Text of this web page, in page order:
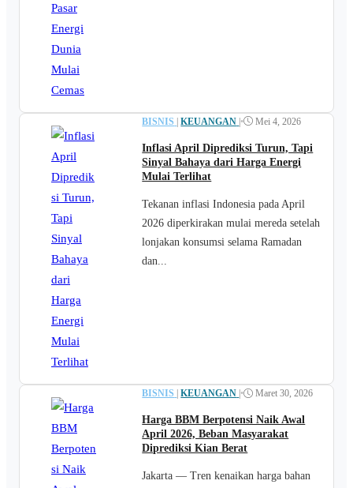
BISNIS | KEUANGAN |• Mei 4, 2026
Inflasi April Diprediksi Turun, Tapi
Sinyal Bahaya dari Harga Energi
Mulai Terlihat
Tekanan inflasi Indonesia pada April
2026 diperkirakan mulai mereda setelah
lonjakan konsumsi selama Ramadan
dan...
BISNIS KEUANGAN • Maret 30, 2026
Harga BBM Berpotensi Naik Awal
April 2026, Beban Masyarakat
Diprediksi Kian Berat
Jakarta — Tren kenaikan harga bahan